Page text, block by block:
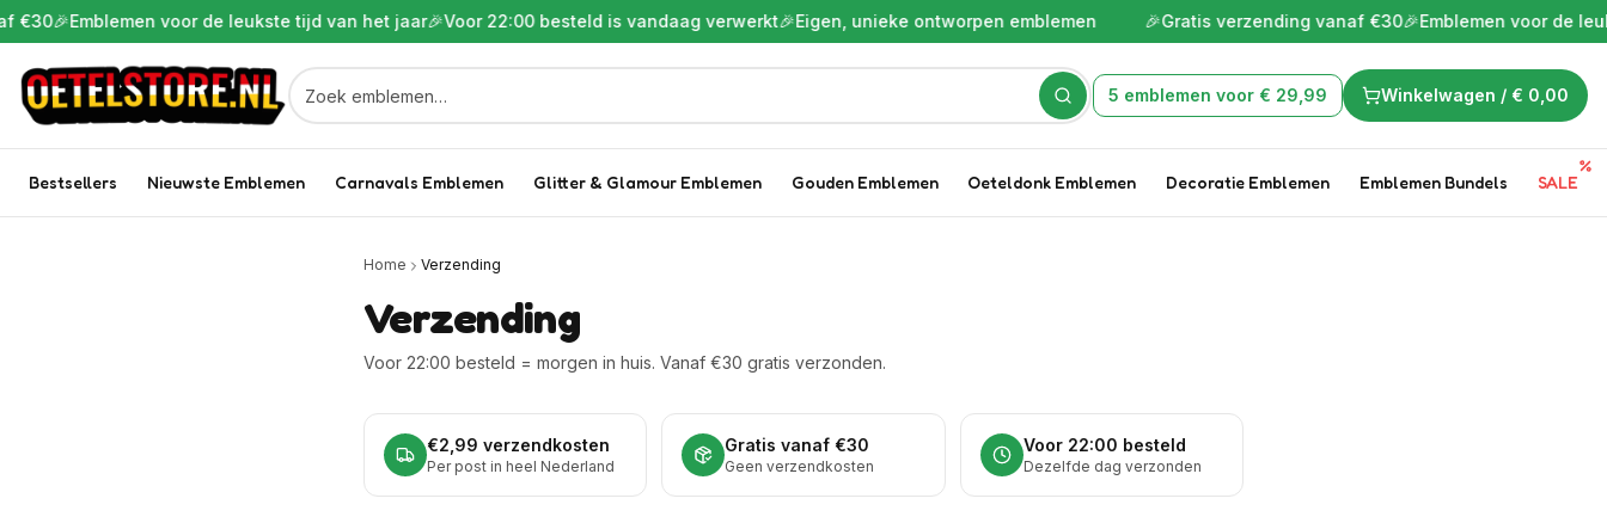
🎉Emblemen voor de leukste tijd van het jaar🎉Voor 22:00 besteld is vandaag verwerkt🎉Eigen, unieke ontworpen emblemen Gratis verzending vanaf €30🎉Emblemen voor de
5 emblemen voor € 29,99 Winkelwagen / € 0,00
Bestsellers Nieuwste Emblemen Carnavals Emblemen Glitter & Glamour Emblemen Gouden Emblemen Oeteldonk Emblemen Decoratie Emblemen Emblemen Bundels SALE
Home Verzending
Verzending
Voor 22:00 besteld = morgen in huis. Vanaf €30 gratis verzonden.
€2,99 verzendkosten
Per post in heel Nederland
Gratis vanaf €30
Geen verzendkosten
Voor 22:00 besteld
Dezelfde dag verzonden